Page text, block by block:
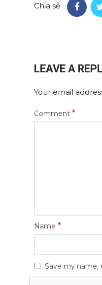
Chia sẻ
LEAVE A
Your email
Comment *
Name *
Save my